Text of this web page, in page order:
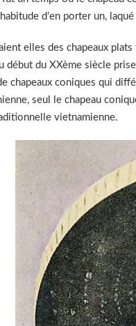
d’en porter un,
elles des chapeaux
début du XXème siècle
chapeaux coniques qui
seul le chapeau
vietnamienne.